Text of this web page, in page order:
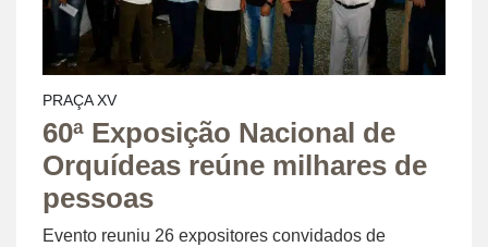
PRAÇA XV
60ª Exposição Nacional de
Orquídeas reúne milhares de
pessoas
Evento reuniu 26 expositores convidados de